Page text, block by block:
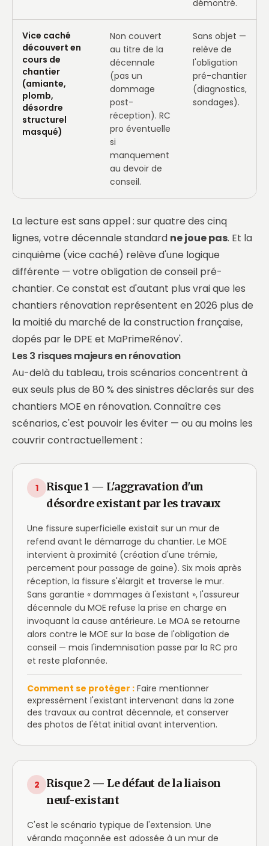
démontré.
Vice caché
découvert en
cours de
chantier
(amiante,
plomb,
désordre
structurel
masqué)
Non couvert
au titre de la
décennale
(pas un
dommage
post-
réception). RC
pro éventuelle
si
manquement
au devoir de
conseil.
Sans objet —
relève de
l'obligation
pré-chantier
(diagnostics,
sondages).
La lecture est sans appel : sur quatre des cinq
lignes, votre décennale standard ne joue pas. Et la
cinquième (vice caché) relève d'une logique
différente — votre obligation de conseil pré-
chantier. Ce constat est d'autant plus vrai que les
chantiers rénovation représentent en 2026 plus de
la moitié du marché de la construction française,
dopés par le DPE et MaPrimeRénov'.
Les 3 risques majeurs en rénovation
Au-delà du tableau, trois scénarios concentrent à
eux seuls plus de 80 % des sinistres déclarés sur des
chantiers MOE en rénovation. Connaître ces
scénarios, c'est pouvoir les éviter — ou au moins les
couvrir contractuellement :
1
Risque 1 — L'aggravation d'un
désordre existant par les travaux
Une fissure superficielle existait sur un mur de
refend avant le démarrage du chantier. Le MOE
intervient à proximité (création d'une trémie,
percement pour passage de gaine). Six mois après
réception, la fissure s'élargit et traverse le mur.
Sans garantie « dommages à l'existant », l'assureur
décennale du MOE refuse la prise en charge en
invoquant la cause antérieure. Le MOA se retourne
alors contre le MOE sur la base de l'obligation de
conseil — mais l'indemnisation passe par la RC pro
et reste plafonnée.
Comment se protéger : Faire mentionner
expressément l'existant intervenant dans la zone
des travaux au contrat décennale, et conserver
des photos de l'état initial avant intervention.
2
Risque 2 — Le défaut de la liaison
neuf-existant
C'est le scénario typique de l'extension. Une
véranda maçonnée est adossée à un mur de